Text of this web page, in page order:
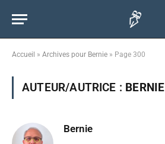
Accueil » Archives pour Bernie » Page 300
AUTEUR/AUTRICE : BERNIE
Bernie